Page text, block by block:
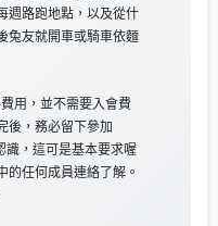
週路跑地點，以及從什
兔友就開車或騎車依麵
用，並不需要入會費
後，務必留下參加
識，這可是基本要求喔
的任何成員連絡了解。